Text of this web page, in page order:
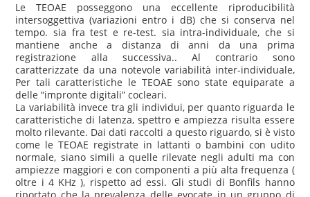
Le TEOAE posseggono una eccellente riproducibilità
intersoggettiva (variazioni entro i dB) che si conserva nel
tempo. sia fra test e re-test. sia intra-individuale, che si
mantiene anche a distanza di anni da una prima
registrazione alla successiva.. Al contrario sono
caratterizzate da una notevole variabilità inter-individuale,
Per tali caratteristiche le TEOAE sono state equiparate a
delle “impronte digitali” cocleari.
La variabilità invece tra gli individui, per quanto riguarda le
caratteristiche di latenza, spettro e ampiezza risulta essere
molto rilevante. Dai dati raccolti a questo riguardo, si è visto
come le TEOAE registrate in lattanti o bambini con udito
normale, siano simili a quelle rilevate negli adulti ma con
ampiezze maggiori e con componenti a più alta frequenza (
oltre i 4 KHz ), rispetto ad essi. Gli studi di Bonfils hanno